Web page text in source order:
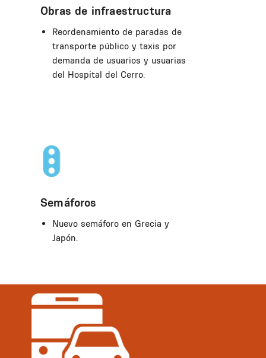
Obras de infraestructura
Reordenamiento de paradas de
transporte público y taxis por
demanda de usuarios y usuarias
del Hospital del Cerro.
Semáforos
Nuevo semáforo en Grecia y
Japón.